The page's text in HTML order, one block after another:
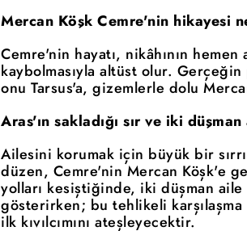
Mercan Köşk Cemre'nin hikayesi
Cemre'nin hayatı, nikâhının
kaybolmasıyla altüst olur.
onu Tarsus'a, gizemlerle dolu
Aras'ın sakladığı sır ve iki
Ailesini korumak için büyük bir
düzen, Cemre'nin Mercan Köşk'e
yolları kesiştiğinde, iki düşman
gösterirken; bu tehlikeli karşılaşma
ilk kıvılcımını ateşleyecektir.